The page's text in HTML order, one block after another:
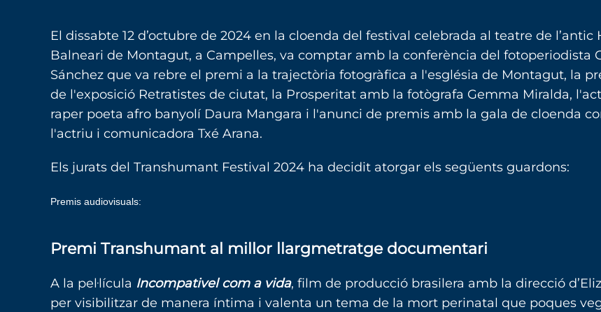
El dissabte 12 d’octubre de 2024 en la cloenda del festival celebrada al teatre de l’antic
Balneari de Montagut, a Campelles, va comptar amb la conferència del fotoperiodista
Sánchez que va rebre el premi a la trajectòria fotogràfica a l'església de Montagut, la
de l'exposició Retratistes de ciutat, la Prosperitat amb la fotògrafa Gemma Miralda,
raper poeta afro banyolí Daura Mangara i l'anunci de premis amb la gala de cloenda
l'actriu i comunicadora Txé Arana.
Els jurats del Transhumant Festival 2024 ha decidit atorgar els següents guardons:
Premis audiovisuals:
Premi Transhumant al millor llargmetratge documentari
A la pel·lícula Incompativel com a vida, film de producció brasilera amb la direcció
per visibilitzar de manera íntima i valenta un tema de la mort perinatal que poques